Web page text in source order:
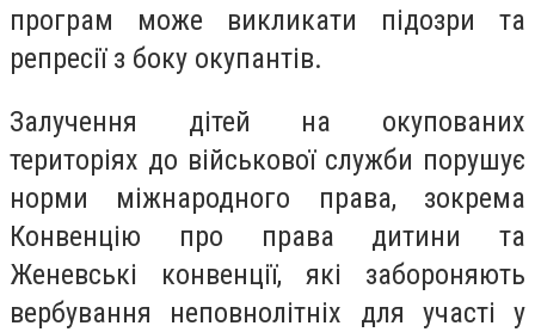
програм може викликати підозри та
репресії з боку окупантів.
Залучення дітей на окупованих
територіях до військової служби порушує
норми міжнародного права, зокрема
Конвенцію про права дитини та
Женевські конвенції, які забороняють
вербування неповнолітніх для участі у